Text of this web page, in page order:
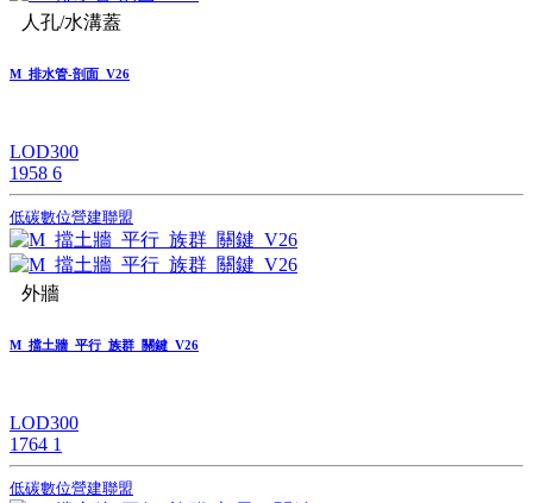
人孔/水溝蓋
M_排水管-剖面_V26
LOD300
1958 6
低碳數位營建聯盟
外牆
M_擋土牆_平行_族群_關鍵_V26
LOD300
1764 1
低碳數位營建聯盟